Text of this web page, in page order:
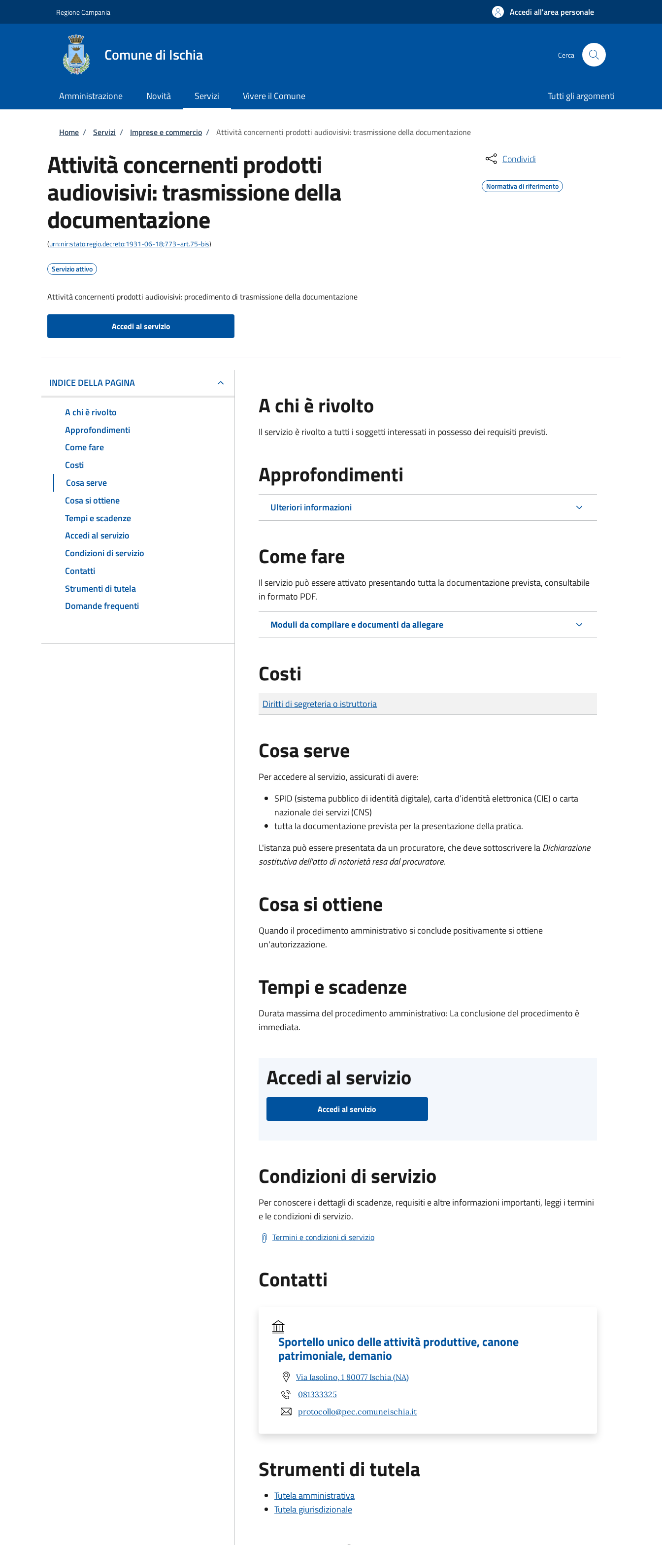
Regione Campania Accedi all'area personale
Comune di Ischia Cerca
Amministrazione Novità Servizi Vivere il Comune Tutti gli argomenti
Briciole di pane
Home / Servizi / Imprese e commercio / Attività concernenti prodotti audiovisivi: trasmissione della documentazione
Attività concernenti prodotti
audiovisivi: trasmissione della
documentazione
(urn:nir:stato:regio.decreto:1931-06-18;773~art.75-bis)
Servizio attivo
Attività concernenti prodotti audiovisivi: procedimento di trasmissione della documentazione
Accedi al servizio
Condividi
Normativa di riferimento
INDICE DELLA PAGINA
A chi è rivolto
Approfondimenti
Come fare
Costi
Cosa serve
Cosa si ottiene
Tempi e scadenze
Accedi al servizio
Condizioni di servizio
Contatti
Strumenti di tutela
Domande frequenti
A chi è rivolto
Il servizio è rivolto a tutti i soggetti interessati in possesso dei requisiti previsti.
Approfondimenti
Ulteriori informazioni
Come fare
Il servizio può essere attivato presentando tutta la documentazione prevista, consultabile
in formato PDF.
Moduli da compilare e documenti da allegare
Costi
Tipo di pagamento
Importo
Diritti di segreteria o istruttoria
Cosa serve
Per accedere al servizio, assicurati di avere:
SPID (sistema pubblico di identità digitale), carta d’identità elettronica (CIE) o carta
nazionale dei servizi (CNS)
tutta la documentazione prevista per la presentazione della pratica.
L'istanza può essere presentata da un procuratore, che deve sottoscrivere laDichiarazione
sostitutiva dell'atto di notorietà resa dal procuratore.
Cosa si ottiene
Quando il procedimento amministrativo si conclude positivamente si ottiene
un'autorizzazione.
Tempi e scadenze
Durata massima del procedimento amministrativo: La conclusione del procedimento è
immediata.
Accedi al servizio
Accedi al servizio
Condizioni di servizio
Per conoscere i dettagli di scadenze, requisiti e altre informazioni importanti, leggi i termini
e le condizioni di servizio.
Termini e condizioni di servizio
Contatti
Sportello unico delle attività produttive, canone
patrimoniale, demanio
Via Iasolino, 1 80077 Ischia (NA)
081333325
protocollo@pec.comuneischia.it
Strumenti di tutela
Tutela amministrativa
Tutela giurisdizionale